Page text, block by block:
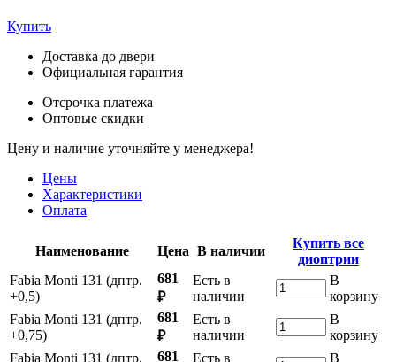
Купить
Доставка до двери
Официальная гарантия
Отсрочка платежа
Оптовые скидки
Цену и наличие уточняйте у менеджера!
Цены
Характеристики
Оплата
Наименование Цена В наличии
Купить все
диоптрии
Fabia Monti 131 (дптр.
+0,5)
681
₽
Есть в
наличии
В
корзину
Fabia Monti 131 (дптр.
+0,75)
681
₽
Есть в
наличии
В
корзину
Fabia Monti 131 (дптр.
681
Есть в
В